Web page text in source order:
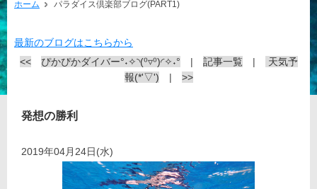
ホーム パラダイス倶楽部ブログ(PART1)
最新のブログはこちらから
<<
ぴかぴかダイバー°˖✧◝(⁰▿⁰)◜✧˖° | 記事一覧|
天気予
報(*'▽') | >>
発想の勝利
2019年04月24日(水)